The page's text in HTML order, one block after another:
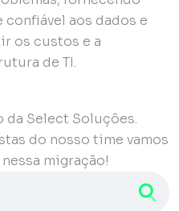
confiável aos dados e
os custos e a
de TI.
da Select Soluções.
do nosso time vamos
migração!